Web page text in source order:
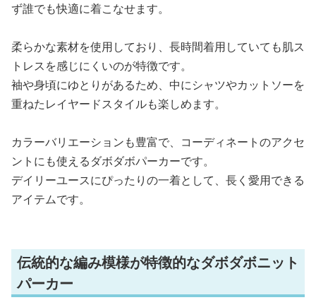
ず誰でも快適に着こなせます。
柔らかな素材を使用しており、長時間着用していても肌ス
トレスを感じにくいのが特徴です。
袖や身頃にゆとりがあるため、中にシャツやカットソーを
重ねたレイヤードスタイルも楽しめます。
カラーバリエーションも豊富で、コーディネートのアクセ
ントにも使えるダボダボパーカーです。
デイリーユースにぴったりの一着として、長く愛用できる
アイテムです。
伝統的な編み模様が特徴的なダボダボニット
パーカー